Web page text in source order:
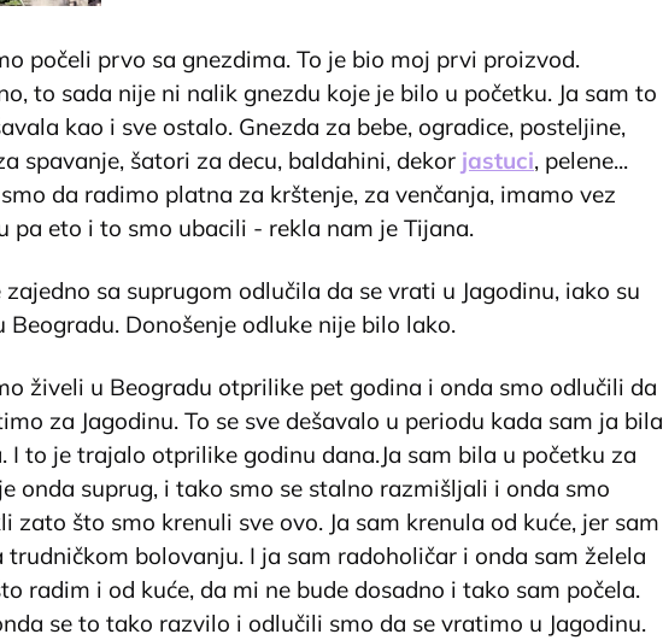
počeli prvo sa gnezdima. To je bio moj prvi proizvod.
to sada nije ni nalik gnezdu koje je bilo u početku. Ja sam to
kao i sve ostalo. Gnezda za bebe, ogradice, posteljine,
spavanje, šatori za decu, baldahini, dekor jastuci, pelene...
da radimo platna za krštenje, za venčanja, imamo vez
pa eto i to smo ubacili - rekla nam je Tijana.
zajedno sa suprugom odlučila da se vrati u Jagodinu, iako su
Beogradu. Donošenje odluke nije bilo lako.
živeli u Beogradu otprilike pet godina i onda smo odlučili da
za Jagodinu. To se sve dešavalo u periodu kada sam ja bila
I to je trajalo otprilike godinu dana.Ja sam bila u početku za
onda suprug, i tako smo se stalno razmišljali i onda smo
zato što smo krenuli sve ovo. Ja sam krenula od kuće, jer sam
trudničkom bolovanju. I ja sam radoholičar i onda sam želela
radim i od kuće, da mi ne bude dosadno i tako sam počela.
se to tako razvilo i odlučili smo da se vratimo u Jagodinu.